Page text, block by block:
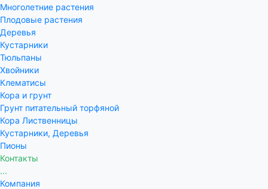
Многолетние растения
Плодовые растения
Деревья
Кустарники
Тюльпаны
Хвойники
Клематисы
Кора и грунт
Грунт питательный торфяной
Кора Лиственницы
Кустарники, Деревья
Пионы
Контакты
...
Компания